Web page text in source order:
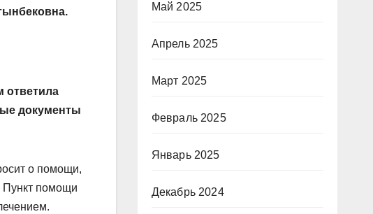
ответила
документы
о помощи,
Пункт помощи
Май 2025
Апрель 2025
Март 2025
Февраль 2025
Январь 2025
Декабрь 2024